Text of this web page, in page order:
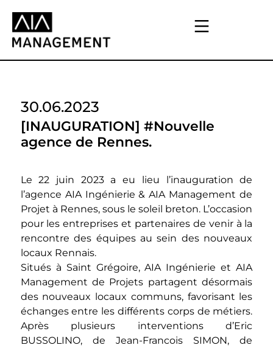
30.06.2023
[INAUGURATION] #Nouvelle
agence de Rennes.
Le 22 juin 2023 a eu lieu l’inauguration de
l’agence AIA Ingénierie & AIA Management de
Projet à Rennes, sous le soleil breton. L’occasion
pour les entreprises et partenaires de venir à la
rencontre des équipes au sein des nouveaux
locaux Rennais.
Situés à Saint Grégoire, AIA Ingénierie et AIA
Management de Projets partagent désormais
des nouveaux locaux communs, favorisant les
échanges entre les différents corps de métiers.
Après plusieurs interventions d’Eric
BUSSOLINO, de Jean-Francois SIMON, de